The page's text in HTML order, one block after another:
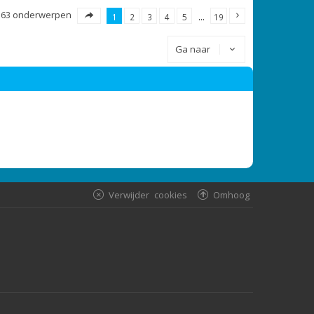
onderwerpen 1 2 3 4 5 … 19
Ga naar
Omhoog
Verwijder cookies